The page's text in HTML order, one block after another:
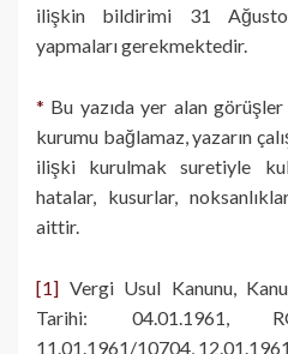
ilişkin bildirimi 31
yapmaları gerekmektedir.
* Bu yazıda yer alan görüşler
kurumu bağlamaz, yazarın
ilişki kurulmak suretiyle
hatalar, kusurlar,
aittir.
[1] Vergi Usul Kanunu,
Tarihi: 04.01.1961,
11.01.1961/10704,